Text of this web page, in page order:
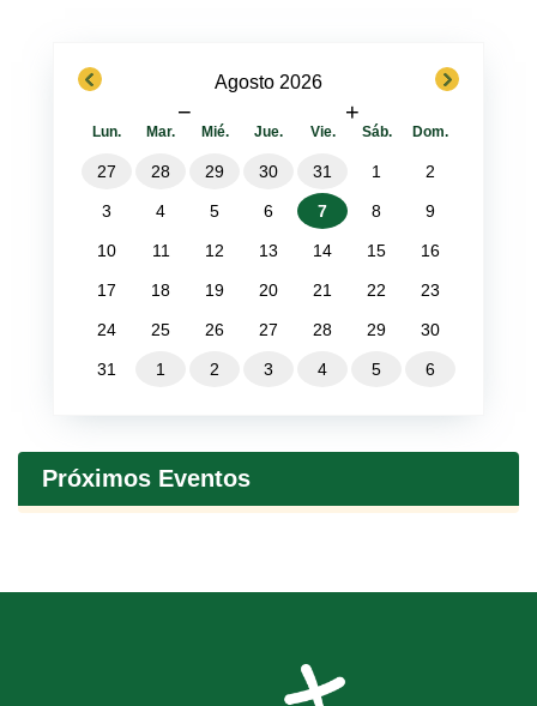
previous Agosto 2026
− +
next
Lun. Mar. Mié. Jue. Vie. Sáb. Dom.
27 28 29 30 31 1 2
3 4 5 6 7 8 9
10 11 12 13 14 15 16
17 18 19 20 21 22 23
24 25 26 27 28 29 30
31 1 2 3 4 5 6
Próximos Eventos